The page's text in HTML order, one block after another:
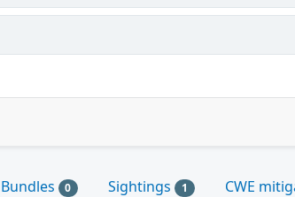
Bundles 0 Sightings 1 CWE